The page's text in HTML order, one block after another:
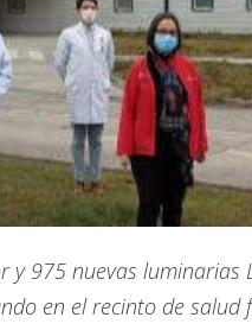
y 975 nuevas
en el recinto de salud